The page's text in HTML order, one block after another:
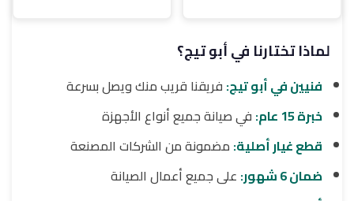
لماذا تختارنا في أبو تيج؟
فنيين في أبو تيج: فريقنا قريب منك ويصل بسرعة
خبرة 15 عام:
في صيانة جميع أنواع الأجهزة
قطع غيار أصلية: مضمونة من الشركات المصنعة
ضمان 6 شهور:
على جميع أعمال الصيانة